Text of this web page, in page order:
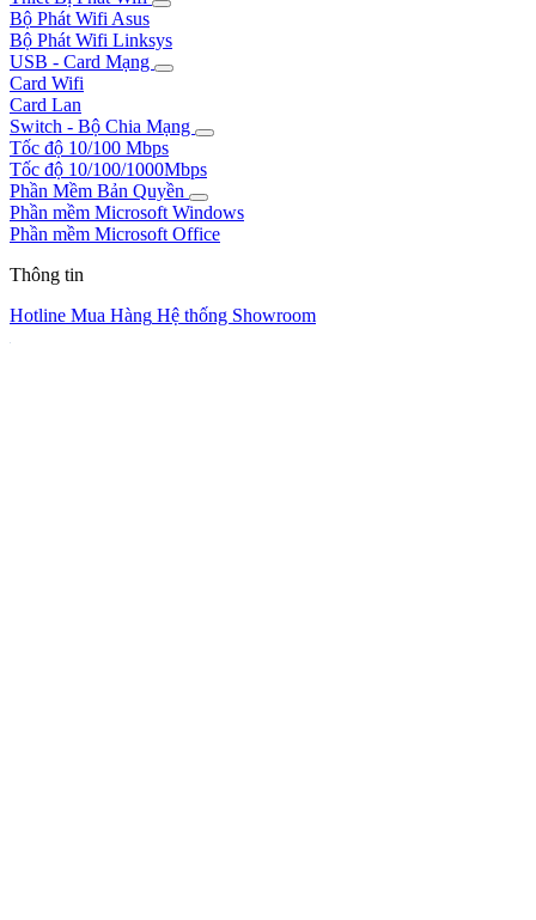
Bộ Phát Wifi Asus
Bộ Phát Wifi Linksys
USB - Card Mạng
Card Wifi
Card Lan
Switch - Bộ Chia Mạng
Tốc độ 10/100 Mbps
Tốc độ 10/100/1000Mbps
Phần Mềm Bản Quyền
Phần mềm Microsoft Windows
Phần mềm Microsoft Office
Thông tin
Hotline Mua Hàng Hệ thống Showroom